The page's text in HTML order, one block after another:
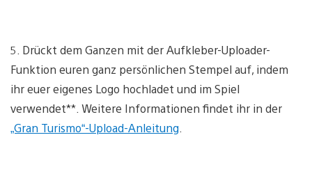
5. Drückt dem Ganzen mit der Aufkleber-Uploader-
Funktion euren ganz persönlichen Stempel auf, indem
ihr euer eigenes Logo hochladet und im Spiel
verwendet**. Weitere Informationen findet ihr in der
„Gran Turismo“-Upload-Anleitung